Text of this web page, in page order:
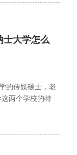
士大学怎么
的传媒硕士，老
两个学校的特